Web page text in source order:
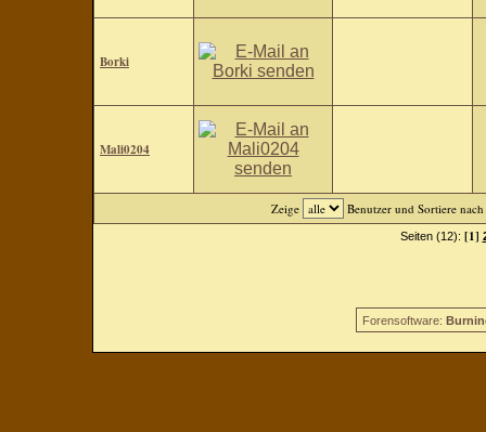
Borki
Mali0204
Zeige Benutzer und Sortiere nach
Seiten (12): [1]
Forensoftware: